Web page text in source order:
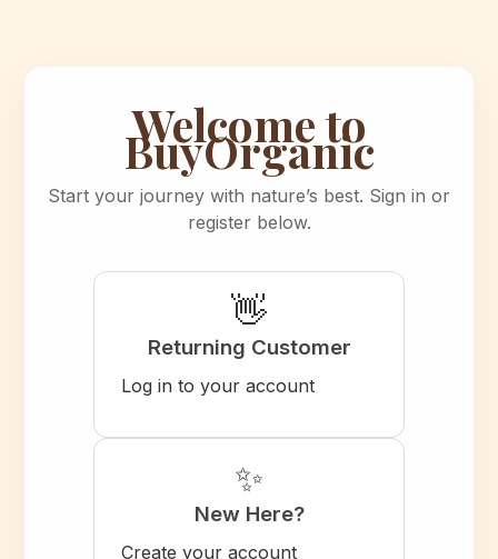
Welcome to
BuyOrganic
Start your journey with nature’s best. Sign in or
register below.
👋
Returning Customer
Log in to your account
✨
New Here?
Create your account